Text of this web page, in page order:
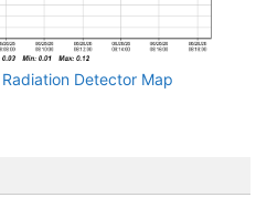
Detector Map